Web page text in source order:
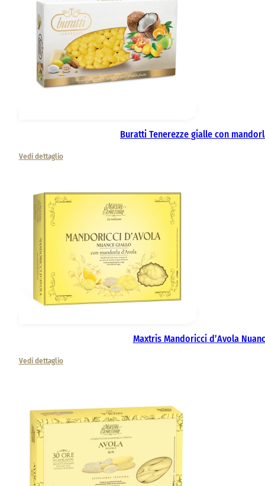
Buratti Tenerezze gialle con
Vedi dettaglio
Maxtris Mandoricci d’Avola
Vedi dettaglio